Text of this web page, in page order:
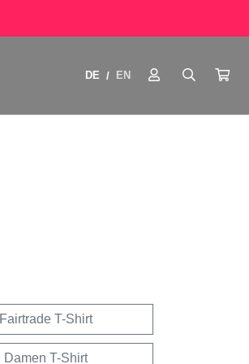
DE / EN
Fairtrade T-Shirt
Damen T-Shirt